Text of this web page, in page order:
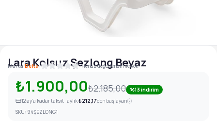
Lara Kolsuz Şezlong Beyaz
Marka:Delta| Henüz değerlendirme yok
₺1.900,00₺2.185,00 %13 indirim
12ay'a kadar taksit · aylık₺212,17'den başlayan
SKU: 94ŞEZLONG1